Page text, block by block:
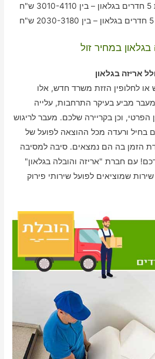
במחיר זול
אריזה בגלאון
לחלופין הזזת משרד חדש, אלו
מביע בעיקר התרחבות, עלייה
וכן בקריירה שלכם. מעבר לריגוש
בחיל ורעדה מכל ההוצאה לפועל של
הזמן בה הם נמצאים. סיבה למסיבה
עם חברת "אריזה והובלה בגלאון"
שמוציאים לפועל שירותי פירוק